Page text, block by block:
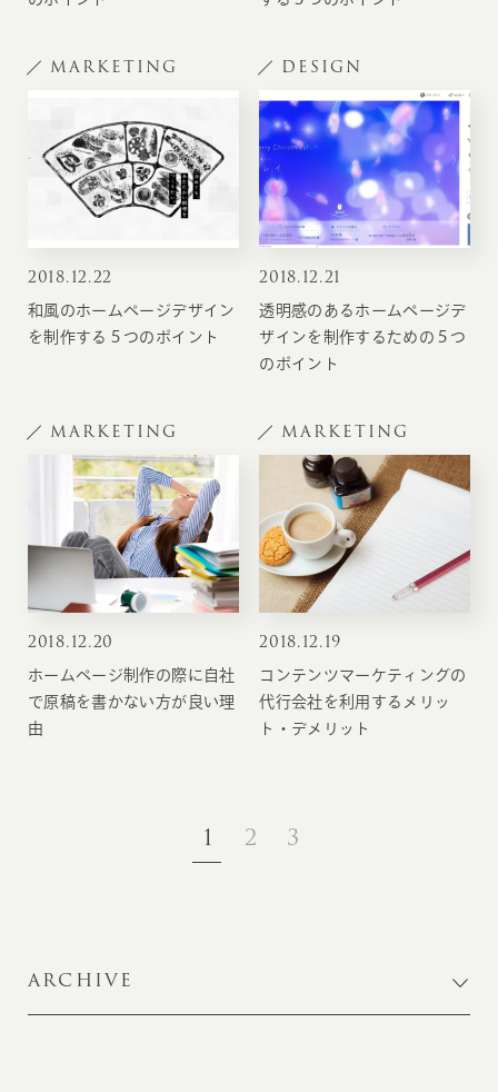
MARKETING
2018.12.22
和風のホームページデザイン
を制作する５つのポイント
DESIGN
2018.12.21
透明感のあるホームページデ
ザインを制作するための５つ
のポイント
MARKETING
2018.12.20
ホームページ制作の際に自社
で原稿を書かない方が良い理
由
MARKETING
2018.12.19
コンテンツマーケティングの
代行会社を利用するメリッ
ト・デメリット
1 2 3
ARCHIVE